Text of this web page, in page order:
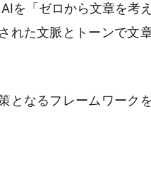
を「ゼロから文章を考
れた文脈とトーンで文
となるフレームワーク